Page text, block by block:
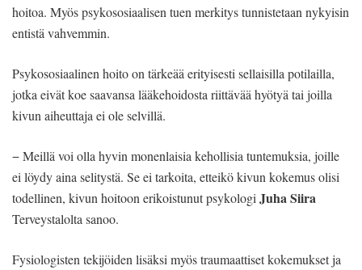
hoitoa. Myös psykososiaalisen tuen merkitys tunnistetaan nykyisin
entistä vahvemmin.
Psykososiaalinen hoito on tärkeää erityisesti sellaisilla potilailla,
jotka eivät koe saavansa lääkehoidosta riittävää hyötyä tai joilla
kivun aiheuttaja ei ole selvillä.
− Meillä voi olla hyvin monenlaisia kehollisia tuntemuksia, joille
ei löydy aina selitystä. Se ei tarkoita, etteikö kivun kokemus olisi
todellinen, kivun hoitoon erikoistunut psykologi Juha Siira
Terveystalolta sanoo.
Fysiologisten tekijöiden lisäksi myös traumaattiset kokemukset ja